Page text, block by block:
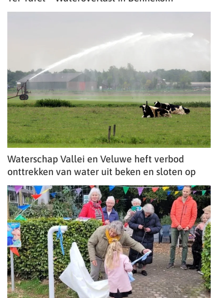
Waterschap Vallei en Veluwe heft verbod
onttrekken van water uit beken en sloten op